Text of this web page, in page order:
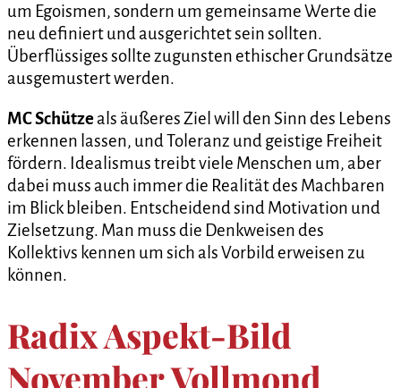
um Egoismen, sondern um gemeinsame Werte die
neu definiert und ausgerichtet sein sollten.
Überflüssiges sollte zugunsten ethischer Grundsätze
ausgemustert werden.
MCSchützeals äußeres Ziel will den Sinn des Lebens
erkennen lassen, und Toleranz und geistige Freiheit
fördern. Idealismus treibt viele Menschen um, aber
dabei muss auch immer die Realität des Machbaren
im Blick bleiben. Entscheidend sind Motivation und
Zielsetzung. Man muss die Denkweisen des
Kollektivs kennen um sich als Vorbild erweisen zu
können.
Radix Aspekt-Bild
November Vollmond